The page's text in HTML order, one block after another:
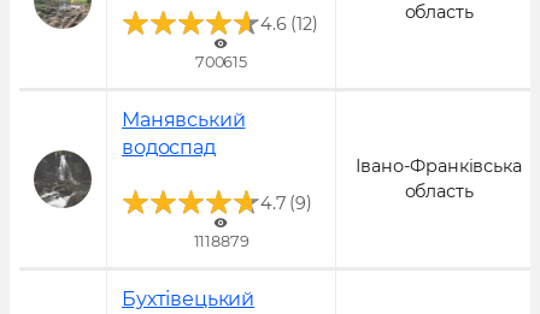
4.6(12)
700615
область
Манявський
водоспад
4.7(9)
1118879
Івано-Франківська
область
Бухтівецький